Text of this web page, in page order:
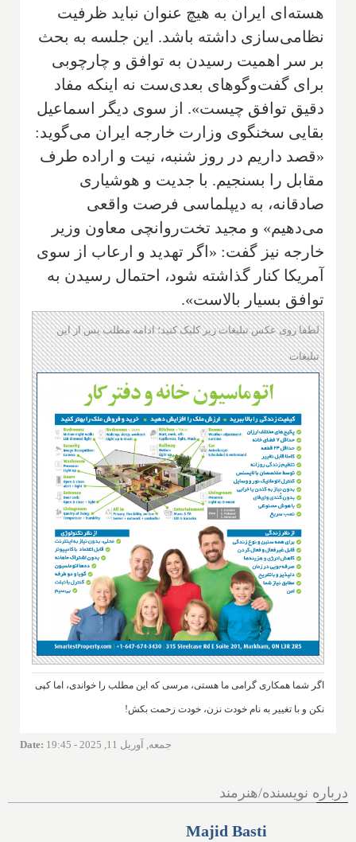
هسته‌ای ایران به هیچ عنوان نباید ظرفیت
نظامی‌سازی داشته باشد. این جلسه به بحث
بر سر اهمیت رسیدن به توافق و چارچوبی
برای گفت‌وگوهای بعدی‌ست نه اینکه مفاد
دقیق توافق چیست». از سوی دیگر اسماعیل
بقایی سخنگوی وزارت خارجه ایران می‌گوید:
«قصد داریم در روز شنبه، نیت و اراده طرف
مقابل را بسنجیم. با جدیت و هوشیاری
صادقانه، به دیپلماسی فرصت واقعی
می‌دهیم» و مجید تخت‌روانچی معاون وزیر
خارجه نیز گفت: «اگر تهدید و ارعاب از سوی
آمریکا کنار گذاشته شود، احتمال رسیدن به
توافق بسیار بالاست».
لطفا روی عکس تبلیغات زیر کلیک کنید؛ ادامه مطلب پس از این
تبلیغات
اگر شما همکاری گرامی ما هستی، مرسی که این مطلب را خواندی، اما کپی
نکن و با تغییر به نام خودت نزن، خودت زحمت بکش!
Date: جمعه, آوریل 11, 2025 - 19:45
درباره نویسنده/هنرمند
Majid Basti